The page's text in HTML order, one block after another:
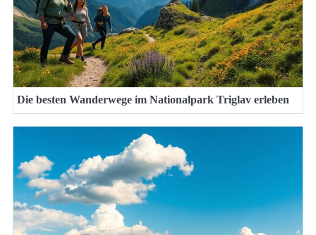
Die besten Wanderwege im Nationalpark Triglav erleben